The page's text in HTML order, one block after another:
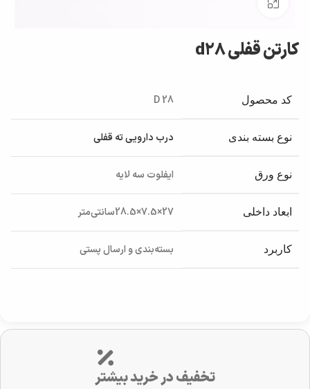
کارتن قفلی d28
کد محصول D 28
نوع بسته بندی درب دارویی ته قفلی
نوع ورق ایفلوت سه لایه
ابعاد داخلی 27×7.5×28.5سانتی‌متر
کاربرد بسته‌بندی و ارسال پستی
تخفیف در خرید بیشتر